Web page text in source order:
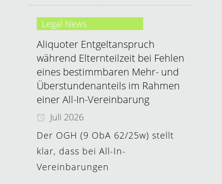
Legal News
Aliquoter Entgeltanspruch
während Elternteilzeit bei Fehlen
eines bestimmbaren Mehr- und
Überstundenanteils im Rahmen
einer All-In-Vereinbarung
Juli 2026
Der OGH (9 ObA 62/25w) stellt
klar, dass bei All-In-
Vereinbarungen